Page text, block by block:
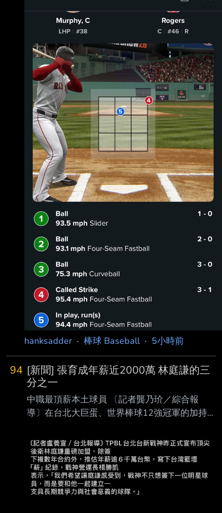
hanksadder· 棒球 Baseball· 5小時前
94 [新聞] 張育成年薪近2000萬 林庭謙的三
分之一
中職最頂薪本土球員 〔記者龔乃玠／綜合報
導〕在台北大巨蛋、世界棒球12強冠軍的加持之
傑憲、林立都簽下保障薪資億元的長約，又以富
邦悍將「國防 部長」張育成年薪近2000萬成為
中職37年來最頂薪本土球員。 中職從前年季後
量產「億級合約」，從味全龍在自由市場相中陳
子豪，端出最長10年1.3 億的合約引爆巨大話